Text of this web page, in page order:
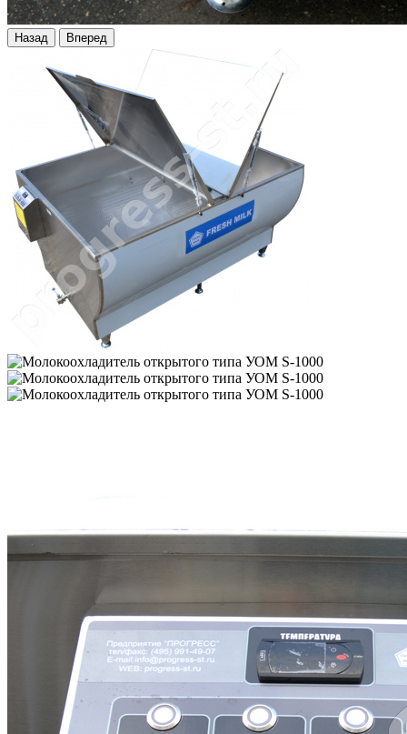
Назад Вперед